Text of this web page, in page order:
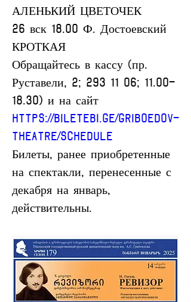
АЛЕНЬКИЙ ЦВЕТОЧЕК
26 вск 18.00 Ф. Достоевский
КРОТКАЯ
Обращайтесь в кассу (пр.
Руставели, 2; 293 11 06; 11.00-
18.30) и на сайт
https://biletebi.ge/griboedov-
theatre/Schedule
Билеты, ранее приобретенные
на спектакли, перенесенные с
декабря на январь,
действительны.